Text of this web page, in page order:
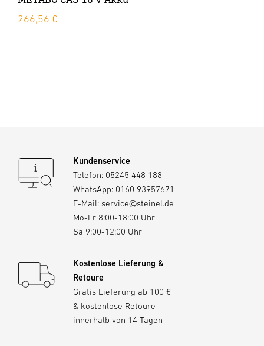
266,56 €
Kundenservice
Telefon: 05245 448 188
WhatsApp: 0160 93957671
E-Mail: service@steinel.de
Mo-Fr 8:00-18:00 Uhr
Sa 9:00-12:00 Uhr
Kostenlose Lieferung &
Retoure
Gratis Lieferung ab 100 €
& kostenlose Retoure
innerhalb von 14 Tagen